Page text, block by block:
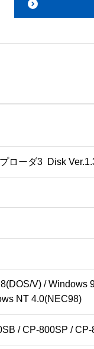
ローダ3  Disk
V) / Windows
NT 4.0(NEC98)
/ CP-800SP /